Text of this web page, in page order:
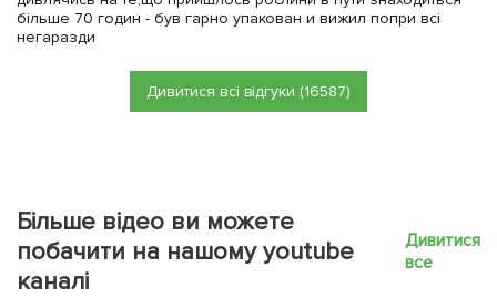
більше 70 годин - був гарно упакован и вижил попри всі
негаразди
Дивитися всі відгуки (16587)
Більше відео ви можете
побачити на нашому youtube
каналі
Дивитися
все